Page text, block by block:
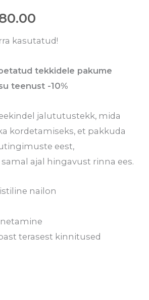
kasutatud!
tekkidele pakume
teenust -10%
jalututustekk, mida
kordetamiseks, et pakkuda
eest,
ajal hingavust rinna ees.
nailon
terasest kinnitused